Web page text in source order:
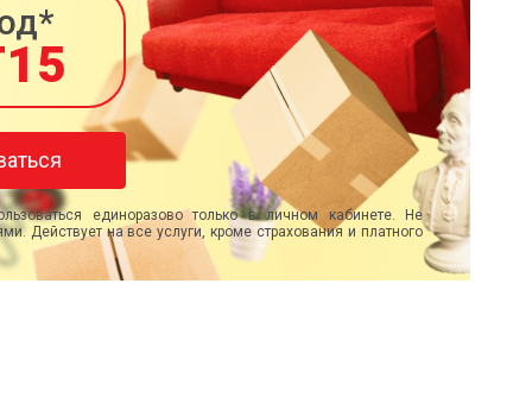
единоразово только в личном кабинете. Не
Действует на все услуги, кроме страхования и платного